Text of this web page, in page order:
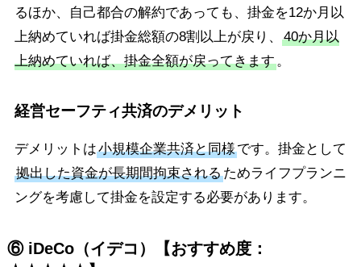
るほか、自己都合の解約であっても、掛金を12か月以
上納めていれば掛金総額の8割以上が戻り、
40か月以
上納めていれば、掛金全額が戻ってきます。
経営セーフティ共済のデメリット
デメリットは小規模企業共済と同様です。掛金として
拠出した資金が長期間拘束されるためライフプランニ
ングを考慮して掛金を設定する必要があります。
⑥ iDeCo（イデコ）【おすすめ度：